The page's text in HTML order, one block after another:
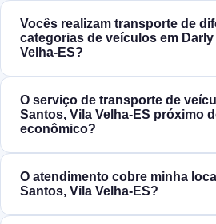
Vocês realizam transporte de
categorias de veículos em
Velha‑ES?
O serviço de transporte de
Santos, Vila Velha‑ES próximo
econômico?
O atendimento cobre minha
Santos, Vila Velha‑ES?